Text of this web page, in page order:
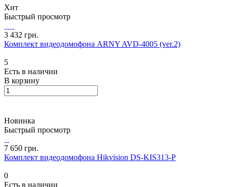
Хит
Быстрый просмотр
3 432 грн.
Комплект видеодомофона ARNY AVD-4005 (ver.2)
5
Есть в наличии
В корзину
Новинка
Быстрый просмотр
7 650 грн.
Комплект видеодомофона Hikvision DS-KIS313-P
0
Есть в наличии